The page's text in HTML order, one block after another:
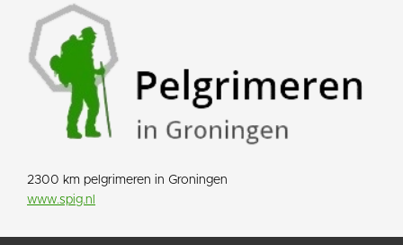
2300 km pelgrimeren in Groningen
www.spig.nl